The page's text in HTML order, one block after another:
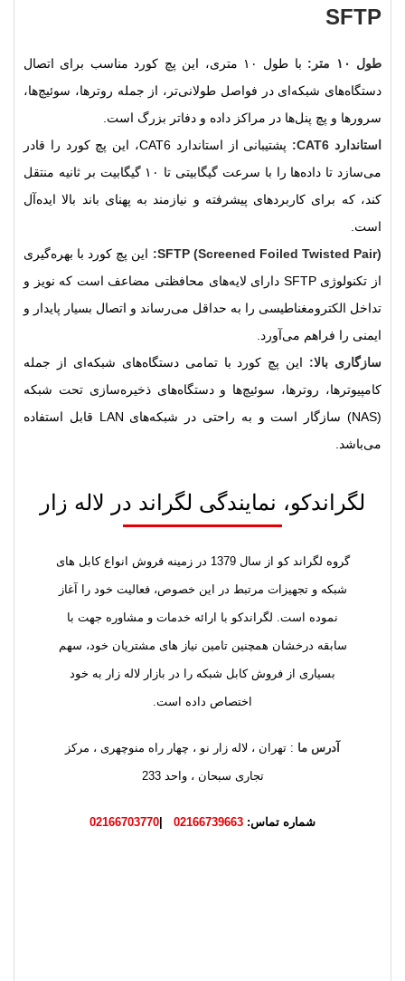
SFTP
طول ۱۰ متر:
با طول ۱۰ متری، این پچ کورد مناسب برای اتصال
دستگاه‌های شبکه‌ای در فواصل طولانی‌تر، از جمله روترها، سوئیچ‌ها،
سرورها و پچ پنل‌ها در مراکز داده و دفاتر بزرگ است.
استاندارد CAT6:
پشتیبانی از استاندارد CAT6، این پچ کورد را قادر
می‌سازد تا داده‌ها را با سرعت گیگابیتی تا ۱۰ گیگابیت بر ثانیه منتقل
کند، که برای کاربردهای پیشرفته و نیازمند به پهنای باند بالا ایده‌آل
است.
SFTP (Screened Foiled Twisted Pair):
این پچ کورد با بهره‌گیری
از تکنولوژی SFTP دارای لایه‌های محافظتی مضاعف است که نویز و
تداخل الکترومغناطیسی را به حداقل می‌رساند و اتصال بسیار پایدار و
ایمنی را فراهم می‌آورد.
سازگاری بالا: این پچ کورد با تمامی دستگاه‌های شبکه‌ای از جمله
کامپیوترها، روترها، سوئیچ‌ها و دستگاه‌های ذخیره‌سازی تحت شبکه
(NAS) سازگار است و به راحتی در شبکه‌های LAN قابل استفاده
می‌باشد.
لگراندکو، نمایندگی لگراند در لاله زار
گروه لگراند کو از سال 1379 در زمینه فروش انواع کابل های
شبکه و تجهیزات مرتبط در این خصوص، فعالیت خود را آغاز
نموده است. لگراندکو با ارائه خدمات و مشاوره جهت با
سابقه درخشان همچنین تامین نیاز های مشتریان خود، سهم
بسیاری از فروش کابل شبکه را در بازار لاله زار به خود
اختصاص داده است.
آدرس ما : تهران ، لاله زار نو ، چهار راه منوچهری ، مرکز
تجاری سبحان ، واحد 233
شماره تماس: 02166739663
02166703770